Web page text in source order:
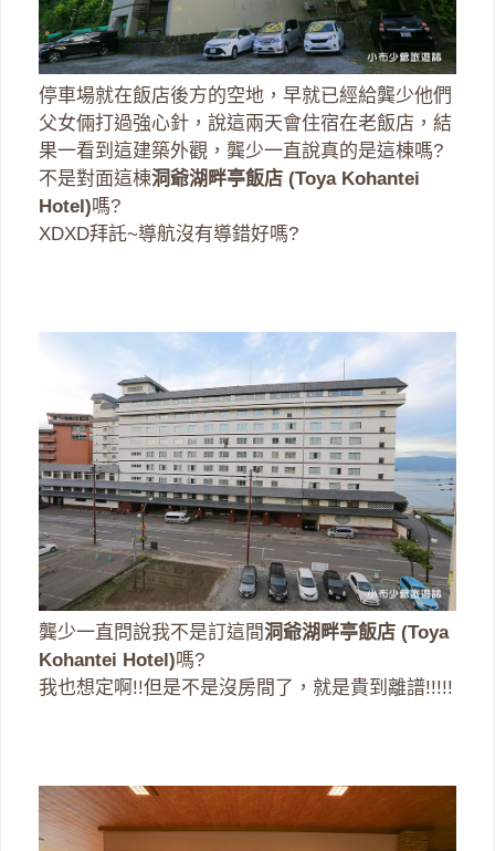
停車場就在飯店後方的空地，早就已經給龔少他們
父女倆打過強心針，說這兩天會住宿在老飯店，結
果一看到這建築外觀，龔少一直說真的是這棟嗎?
不是對面這棟洞爺湖畔亭飯店 (Toya Kohantei
Hotel)嗎?
XDXD拜託~導航沒有導錯好嗎?
龔少一直問說我不是訂這間洞爺湖畔亭飯店 (Toya
Kohantei Hotel)嗎?
我也想定啊!!但是不是沒房間了，就是貴到離譜!!!!!